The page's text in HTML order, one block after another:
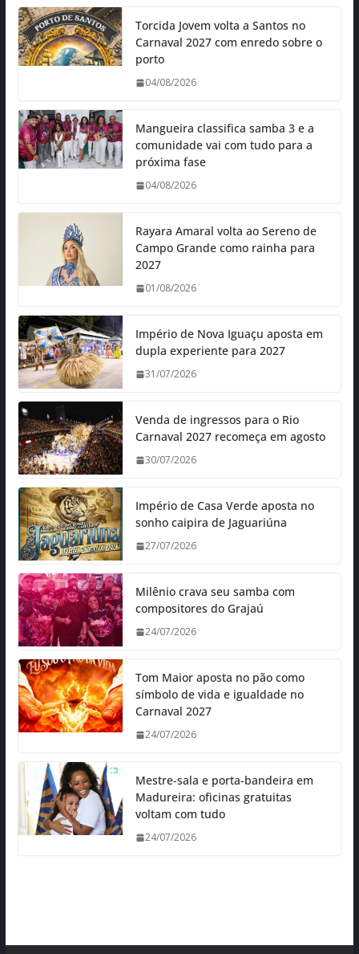
Torcida Jovem volta a Santos no
Carnaval 2027 com enredo sobre o
porto
04/08/2026
Mangueira classifica samba 3 e a
comunidade vai com tudo para a
próxima fase
04/08/2026
Rayara Amaral volta ao Sereno de
Campo Grande como rainha para
2027
01/08/2026
Império de Nova Iguaçu aposta em
dupla experiente para 2027
31/07/2026
Venda de ingressos para o Rio
Carnaval 2027 recomeça em agosto
30/07/2026
Império de Casa Verde aposta no
sonho caipira de Jaguariúna
27/07/2026
Milênio crava seu samba com
compositores do Grajaú
24/07/2026
Tom Maior aposta no pão como
símbolo de vida e igualdade no
Carnaval 2027
24/07/2026
Mestre-sala e porta-bandeira em
Madureira: oficinas gratuitas
voltam com tudo
24/07/2026